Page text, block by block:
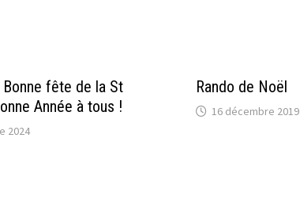
fête de la St
Année à tous !
2024
Rando de Noël
16 décembre 2019